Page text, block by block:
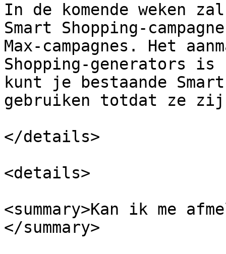
In de komende weken
Smart Shopping-
Max-campagnes. Het
Shopping-generators
kunt je bestaande
gebruiken totdat ze
</details>
<details>
<summary>Kan ik me
</summary>